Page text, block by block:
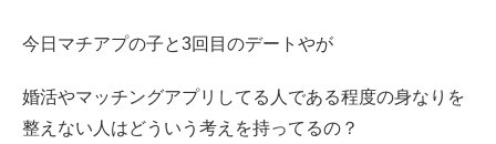
今日マチアプの子と3回目のデートやが
婚活やマッチングアプリしてる人である程度の身なりを
整えない人はどういう考えを持ってるの？